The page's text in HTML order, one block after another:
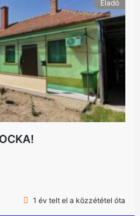
Eladó
1 év telt el a közzététel óta